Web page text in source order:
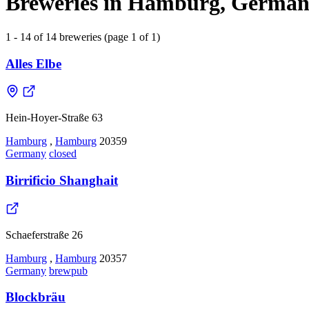
1 - 14 of 14 breweries (page 1 of 1)
Alles Elbe
Hein-Hoyer-Straße 63
Hamburg , Hamburg 20359
Germany closed
Birrificio Shanghait
Schaeferstraße 26
Hamburg , Hamburg 20357
Germany brewpub
Blockbräu